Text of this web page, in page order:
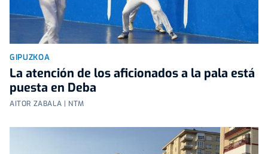
GIPUZKOA
La atención de los aficionados a la pala está
puesta en Deba
AITOR ZABALA | NTM